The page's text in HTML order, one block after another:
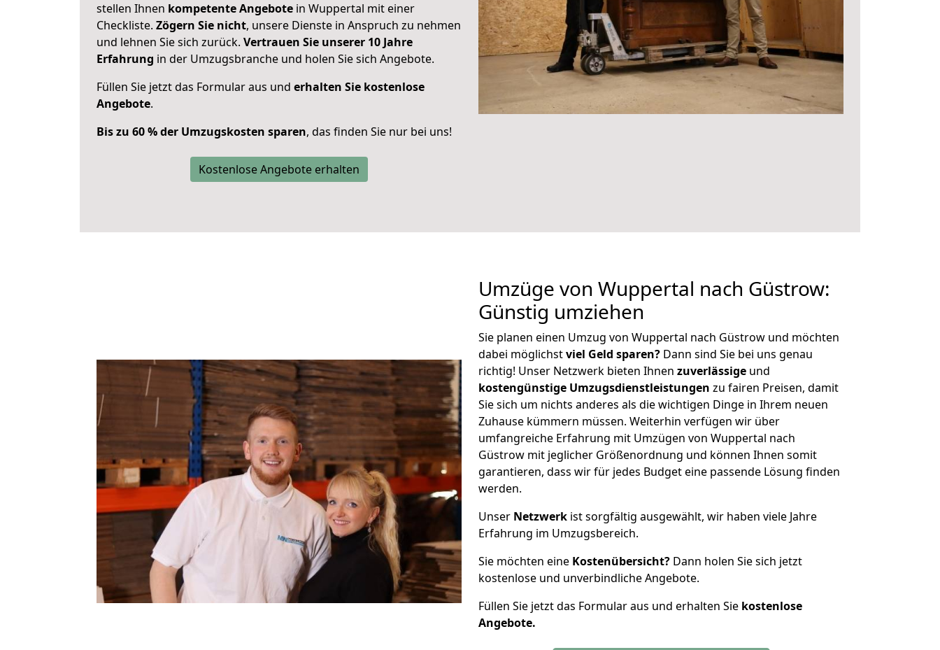
stellen Ihnen kompetente Angebote in Wuppertal mit einer
Checkliste. Zögern Sie nicht, unsere Dienste in Anspruch zu nehmen
und lehnen Sie sich zurück. Vertrauen Sie unserer 10 Jahre
Erfahrung in der Umzugsbranche und holen Sie sich Angebote.
Füllen Sie jetzt das Formular aus und erhalten Sie kostenlose
Angebote.
Bis zu 60 % der Umzugskosten sparen, das finden Sie nur bei uns!
Kostenlose Angebote erhalten
Umzüge von Wuppertal nach Güstrow:
Günstig umziehen
Sie planen einen Umzug von Wuppertal nach Güstrow und möchten
dabei möglichstviel Geld sparen? Dann sind Sie bei uns genau
richtig! Unser Netzwerk bieten Ihnen zuverlässige und
kostengünstige Umzugsdienstleistungen zu fairen Preisen, damit
Sie sich um nichts anderes als die wichtigen Dinge in Ihrem neuen
Zuhause kümmern müssen. Weiterhin verfügen wir über
umfangreiche Erfahrung mit Umzügen von Wuppertal nach
Güstrow mit jeglicher Größenordnung und können Ihnen somit
garantieren, dass wir für jedes Budget eine passende Lösung finden
werden.
Unser Netzwerk ist sorgfältig ausgewählt, wir haben viele Jahre
Erfahrung im Umzugsbereich.
Sie möchten eine Kostenübersicht? Dann holen Sie sich jetzt
kostenlose und unverbindliche Angebote.
Füllen Sie jetzt das Formular aus und erhalten Sie kostenlose
Angebote.